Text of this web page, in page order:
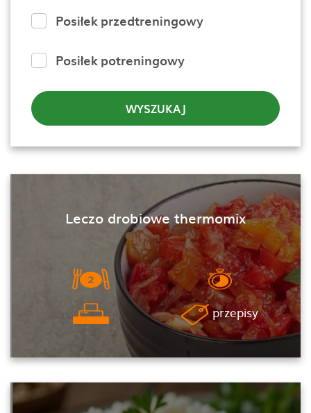
Posiłek przedtreningowy
Posiłek potreningowy
WYSZUKAJ
Leczo drobiowe thermomix
przepisy